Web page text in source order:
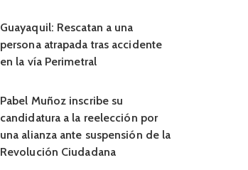
Guayaquil: Rescatan a una
persona atrapada tras accidente
en la vía Perimetral
Pabel Muñoz inscribe su
candidatura a la reelección por
una alianza ante suspensión de la
Revolución Ciudadana